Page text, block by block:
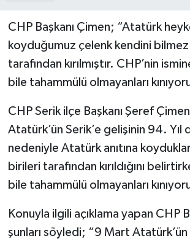
CHP Başkanı Çimen; “Atatürk
koyduğumuz çelenk kendini
tarafından kırılmıştır. CHP’nin
bile tahammülü olmayanları
CHP Serik ilçe Başkanı Şeref
Atatürk’ün Serik’e gelişinin 94. Yıl
nedeniyle Atatürk anıtına
birileri tarafından kırıldığını
bile tahammülü olmayanları
Konuyla ilgili açıklama yapan CHP
şunları söyledi; “9 Mart